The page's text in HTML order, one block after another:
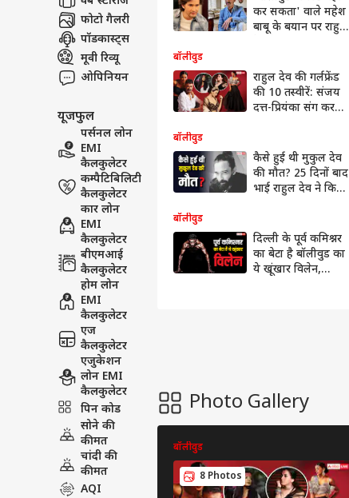
फोटो गैलरी
पॉडकास्ट्स
मूवी रिव्यू
ओपिनियन
यूजफुल
पर्सनल लोन
EMI
कैलकुलेटर
कम्पैटिबिलिटी
कैलकुलेटर
कार लोन
EMI
कैलकुलेटर
बीएमआई
कैलकुलेटर
होम लोन
EMI
कैलकुलेटर
एज
कैलकुलेटर
एजुकेशन
लोन EMI
कैलकुलेटर
पिन कोड
सोने की
कीमत
चांदी की
कीमत
AQI
कर सकता' वाले महेश
बाबू के बयान पर राहुल
आती
बॉलीवुड
राहुल देव की गर्लफ्रेंड
की 10 तस्वीरें: संजय
दत्त-प्रियंका संग कर
बॉलीवुड
कैसे हुई थी मुकुल देव
की मौत? 25 दिनों बाद
भाई राहुल देव ने किया
बॉलीवुड
दिल्ली के पूर्व कमिश्नर
का बेटा है बॉलीवुड का
ये खूंखार विलेन,
Photo Gallery
बॉलीवुड
8 Photos